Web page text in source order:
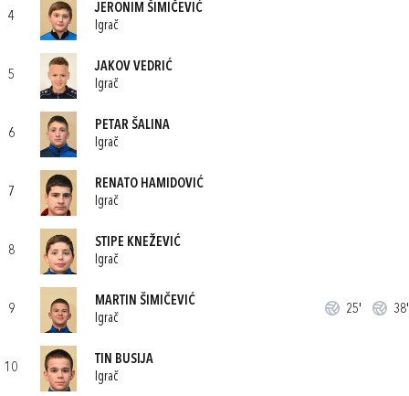
4
JERONIM ŠIMIČEVIĆ
Igrač
5
JAKOV VEDRIĆ
Igrač
6
PETAR ŠALINA
Igrač
7
RENATO HAMIDOVIĆ
Igrač
8
STIPE KNEŽEVIĆ
Igrač
9
MARTIN ŠIMIČEVIĆ
Igrač
25' 38'
10
TIN BUSIJA
Igrač